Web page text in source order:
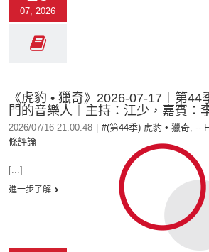
07, 2026
《虎豹 • 獵奇》2026-07-17︱第
門的音樂人︱主持：江少，嘉賓：
2026/07/16 21:00:48 #(第44季) 虎豹 • 獵奇, --
條評論
[...]
進一步了解